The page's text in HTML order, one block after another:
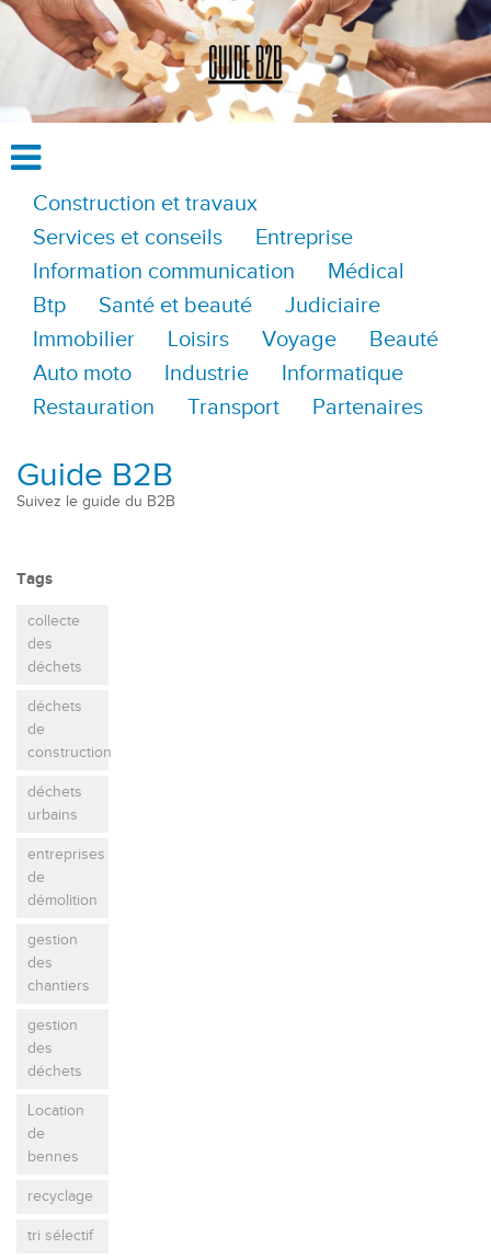
Construction et travaux
Services et conseils
Entreprise
Information communication
Médical
Btp
Santé et beauté
Judiciaire
Immobilier
Loisirs Voyage
Beauté
Auto moto
Industrie
Informatique
Restauration
Transport Partenaires
Guide B2B
Suivez le guide du B2B
Tags
collecte
des
déchets
déchets
de
construction
déchets
urbains
entreprises
de
démolition
gestion
des
chantiers
gestion
des
déchets
Location
de
bennes
recyclage
tri sélectif